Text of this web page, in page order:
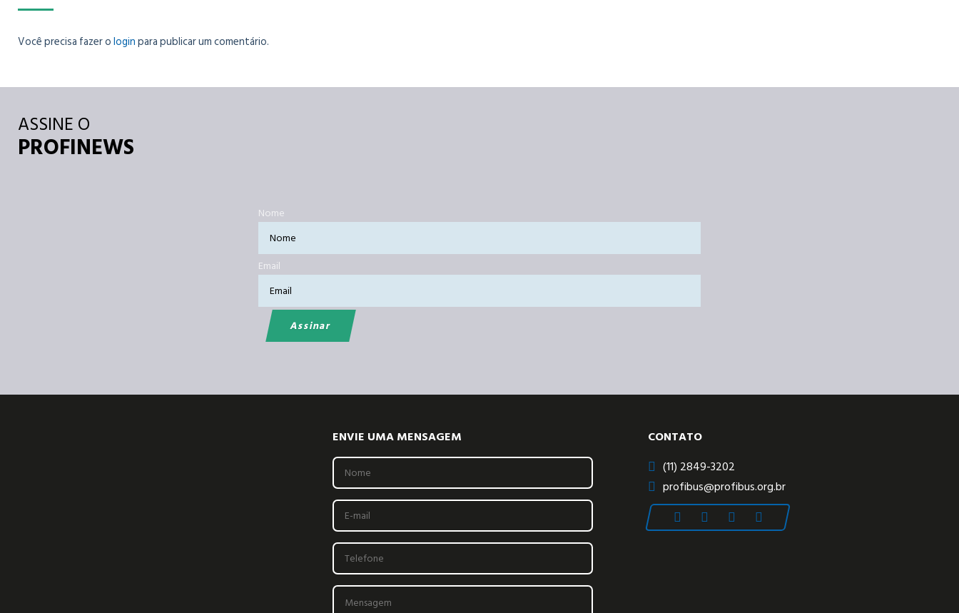
Você precisa fazer ologinpara publicar um comentário.
ASSINE O
PROFINEWS
Nome
Email
ENVIE UMA MENSAGEM CONTATO
(11) 2849-3202
profibus@profibus.org.br